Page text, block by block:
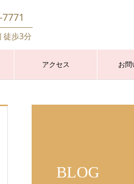
徒歩3分
アクセス お
BLOG